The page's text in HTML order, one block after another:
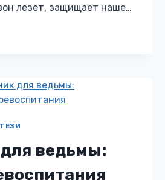
лезет, защищает наше…
ведьмы: